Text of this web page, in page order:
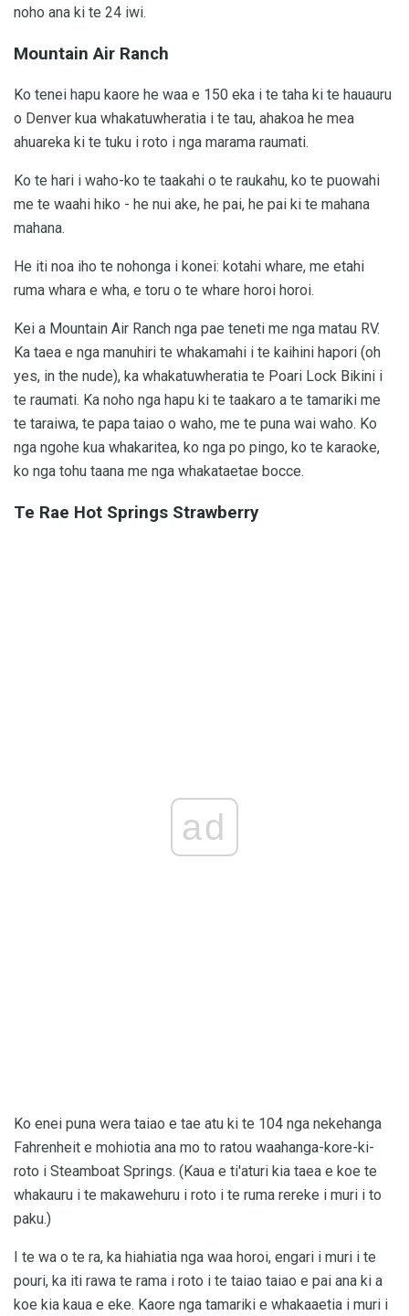
noho ana ki te 24 iwi.
Mountain Air Ranch
Ko tenei hapu kaore he waa e 150 eka i te taha ki te hauauru
o Denver kua whakatuwheratia i te tau, ahakoa he mea
ahuareka ki te tuku i roto i nga marama raumati.
Ko te hari i waho-ko te taakahi o te raukahu, ko te puowahi
me te waahi hiko - he nui ake, he pai, he pai ki te mahana
mahana.
He iti noa iho te nohonga i konei: kotahi whare, me etahi
ruma whara e wha, e toru o te whare horoi horoi.
Kei a Mountain Air Ranch nga pae teneti me nga matau RV.
Ka taea e nga manuhiri te whakamahi i te kaihini hapori (oh
yes, in the nude), ka whakatuwheratia te Poari Lock Bikini i
te raumati. Ka noho nga hapu ki te taakaro a te tamariki me
te taraiwa, te papa taiao o waho, me te puna wai waho. Ko
nga ngohe kua whakaritea, ko nga po pingo, ko te karaoke,
ko nga tohu taana me nga whakataetae bocce.
Te Rae Hot Springs Strawberry
ad
Ko enei puna wera taiao e tae atu ki te 104 nga nekehanga
Fahrenheit e mohiotia ana mo to ratou waahanga-kore-ki-
roto i Steamboat Springs. (Kaua e ti'aturi kia taea e koe te
whakauru i te makawehuru i roto i te ruma rereke i muri i to
paku.)
I te wa o te ra, ka hiahiatia nga waa horoi, engari i muri i te
pouri, ka iti rawa te rama i roto i te taiao taiao e pai ana ki a
koe kia kaua e eke. Kaore nga tamariki e whakaaetia i muri i